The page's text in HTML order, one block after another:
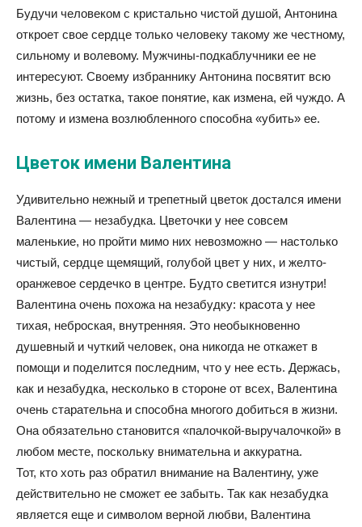
Будучи человеком с кристально чистой душой, Антонина
откроет свое сердце только человеку такому же честному,
сильному и волевому. Мужчины-подкаблучники ее не
интересуют. Своему избраннику Антонина посвятит всю
жизнь, без остатка, такое понятие, как измена, ей чуждо. А
потому и измена возлюбленного способна «убить» ее.
Цветок имени Валентина
Удивительно нежный и трепетный цветок достался имени
Валентина — незабудка. Цветочки у нее совсем
маленькие, но пройти мимо них невозможно — настолько
чистый, сердце щемящий, голубой цвет у них, и желто-
оранжевое сердечко в центре. Будто светится изнутри!
Валентина очень похожа на незабудку: красота у нее
тихая, неброская, внутренняя. Это необыкновенно
душевный и чуткий человек, она никогда не откажет в
помощи и поделится последним, что у нее есть. Держась,
как и незабудка, несколько в стороне от всех, Валентина
очень старательна и способна многого добиться в жизни.
Она обязательно становится «палочкой-выручалочкой» в
любом месте, поскольку внимательна и аккуратна.
Тот, кто хоть раз обратил внимание на Валентину, уже
действительно не сможет ее забыть. Так как незабудка
является еще и символом верной любви, Валентина